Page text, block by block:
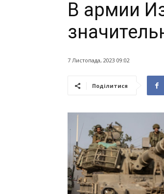
В армии
7 Листопада, 2023 09:02
Поділитися